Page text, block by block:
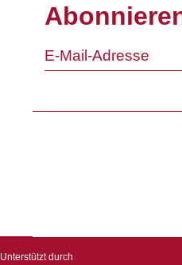
Unterstützt durch